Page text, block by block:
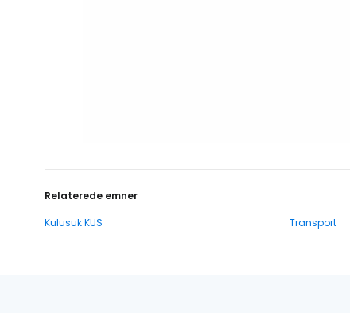
Relaterede emner
Kulusuk KUS
Transport